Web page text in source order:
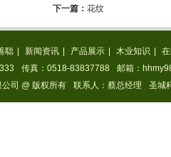
下一篇： 花纹
聪 | 新闻资讯 | 产品展示 | 木业知识 |
传真：0518-83837788
邮箱：
司 @ 版权所有
联系人：蔡总经理 圣城